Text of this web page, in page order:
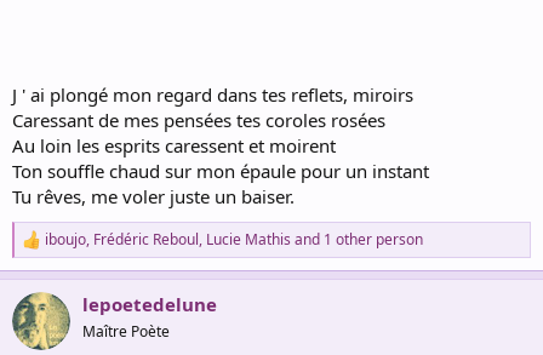
J ' ai plongé mon regard dans tes reflets, miroirs
Caressant de mes pensées tes coroles rosées
Au loin les esprits caressent et moirent
Ton souffle chaud sur mon épaule pour un instant
Tu rêves, me voler juste un baiser.
R
e
a
c
t
i
iboujo, Frédéric Reboul, Lucie Mathis and 1 other person
lepoetedelune
Maître Poète